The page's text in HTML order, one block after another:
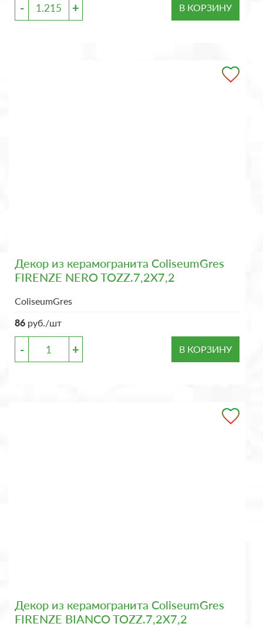
- + В КОРЗИНУ
Декор из керамогранита ColiseumGres
FIRENZE NERO TOZZ.7,2X7,2
ColiseumGres
86 руб./шт
- + В КОРЗИНУ
Декор из керамогранита ColiseumGres
FIRENZE BIANCO TOZZ.7,2X7,2